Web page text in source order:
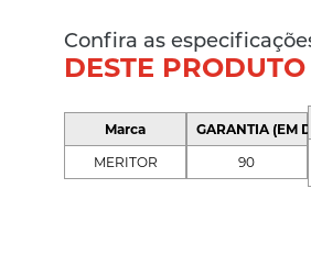
Confira as
DESTE PRODUTO
Marca
MERITOR
GARANTIA (EM
90